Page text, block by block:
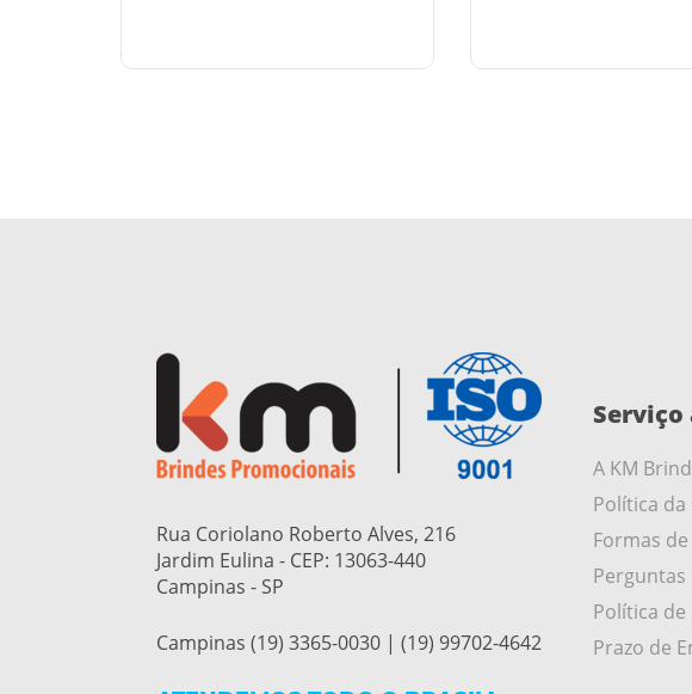
Rua Coriolano Roberto Alves, 216
Jardim Eulina - CEP: 13063-440
Campinas - SP
Campinas (19) 3365-0030 | (19) 99702-4642
Serviço
A KM
Política da
Formas
Perguntas
Política de
Prazo de